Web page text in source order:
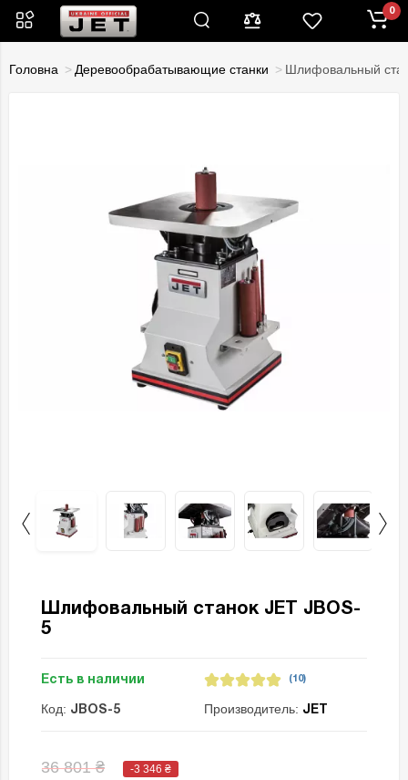
0
Головна Деревообрабатывающие станки Шлифовальный
Шлифовальный станок JET JBOS-
5
Есть в наличии (10)
Код: JBOS-5 Производитель: JET
36 801 ₴ -3 346 ₴